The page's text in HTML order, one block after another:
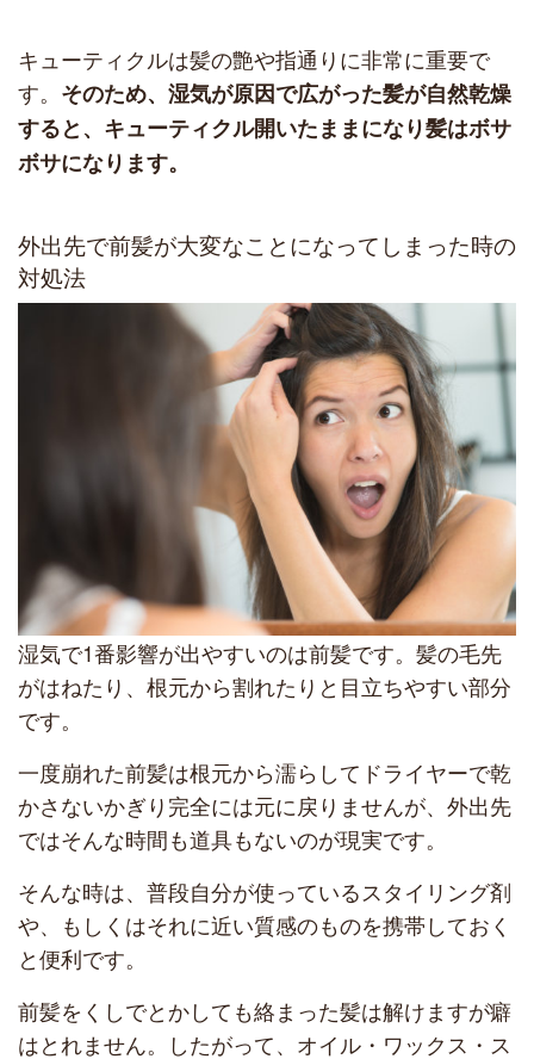
キューティクルは髪の艶や指通りに非常に重要で
す。 そのため、湿気が原因で広がった髪が自然乾燥
すると、キューティクル開いたままになり髪はボサ
ボサになります。
外出先で前髪が大変なことになってしまった時の
対処法
湿気で1番影響が出やすいのは前髪です。髪の毛先
がはねたり、根元から割れたりと目立ちやすい部分
です。
一度崩れた前髪は根元から濡らしてドライヤーで乾
かさないかぎり完全には元に戻りませんが、外出先
ではそんな時間も道具もないのが現実です。
そんな時は、普段自分が使っているスタイリング剤
や、もしくはそれに近い質感のものを携帯しておく
と便利です。
前髪をくしでとかしても絡まった髪は解けますが癖
はとれません。したがって、オイル・ワックス・ス